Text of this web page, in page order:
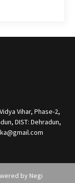
Vihar, Phase-2,
DIST: Dehradun,
by Negi